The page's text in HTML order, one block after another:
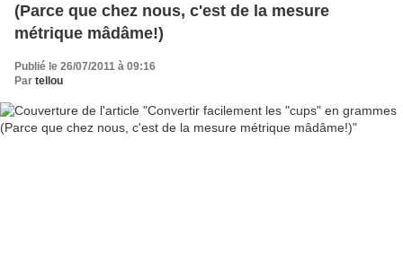
(Parce que chez nous, c'est de la mesure
métrique mâdâme!)
Publié le 26/07/2011 à 09:16
Par tellou